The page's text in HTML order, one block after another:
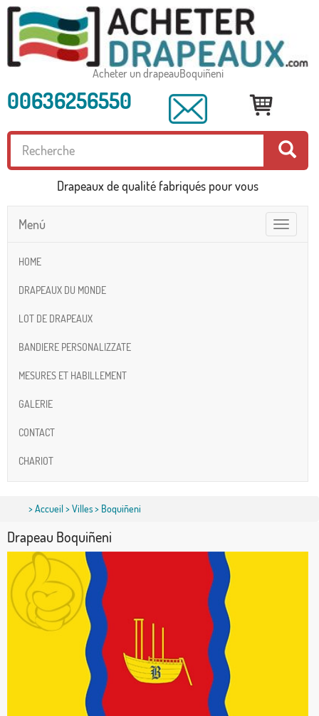
Acheter un drapeauBoquiñeni
00636256550
Drapeaux de qualité fabriqués pour vous
Toggle
navigation
Menú
HOME
DRAPEAUX DU MONDE
LOT DE DRAPEAUX
BANDIERE PERSONALIZZATE
MESURES ET HABILLEMENT
GALERIE
CONTACT
CHARIOT
>Accueil>Villes> Boquiñeni
Drapeau Boquiñeni